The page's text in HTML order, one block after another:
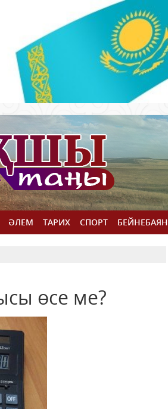
ӘЛЕМ ТАРИХ СПОРТ БЕЙНЕБАЯН
өсе ме?